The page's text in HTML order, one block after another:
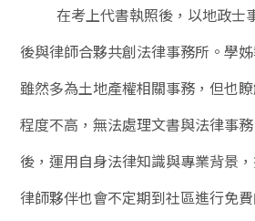
在考上代書執照後，以地政士
後與律師合夥共創法律事務所。學
雖然多為土地產權相關事務，但也
程度不高，無法處理文書與法律事
後，運用自身法律知識與專業背景
律師夥伴也會不定期到社區進行免